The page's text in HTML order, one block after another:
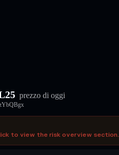
prezzo di oggi
to view the risk overview section.